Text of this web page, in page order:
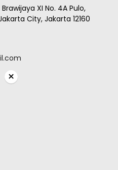
Brawijaya XI No. 4A Pulo,
City, Jakarta 12160
×